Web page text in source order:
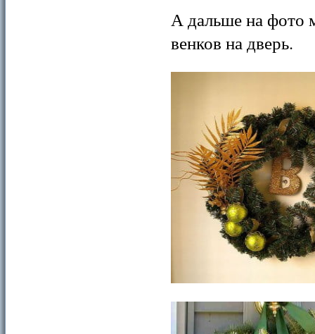
А дальше на фото
венков на дверь.